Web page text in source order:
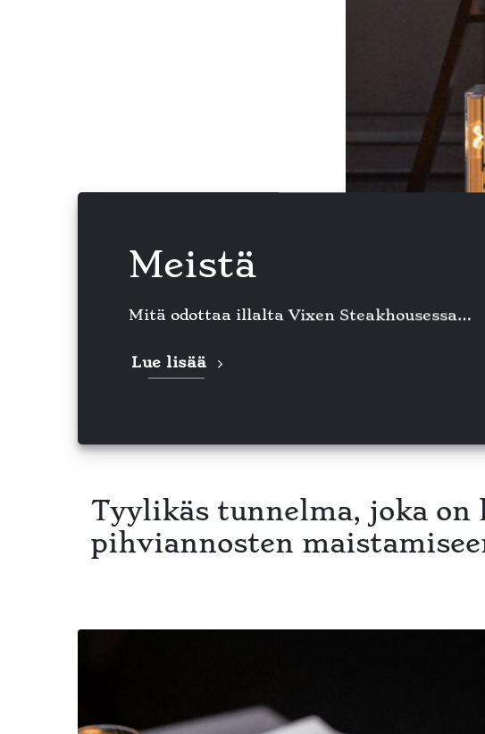
Meistä
Mitä odottaa illalta Vixen Steakhousessa…
Lue lisää
Tyylikäs tunnelma, joka
pihviannosten